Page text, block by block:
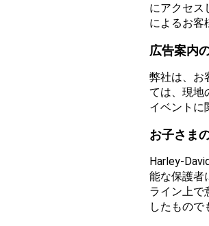
にアクセス
によるお客
広告案内
弊社は、お
ては、現地
イベントに
お子さま
Harley-
能な保護者
ライン上で
したもので